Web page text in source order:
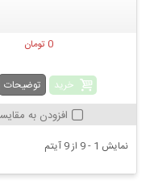
0 تومان
خرید توضیحات
افزودن به
نمایش 1 - 9 از 9 آیتم